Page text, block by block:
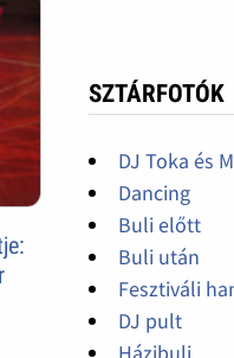
SZTÁRFOTÓK
DJ Toka és
Dancing
Buli előtt
Buli után
Fesztiváli
DJ pult
Házibuli